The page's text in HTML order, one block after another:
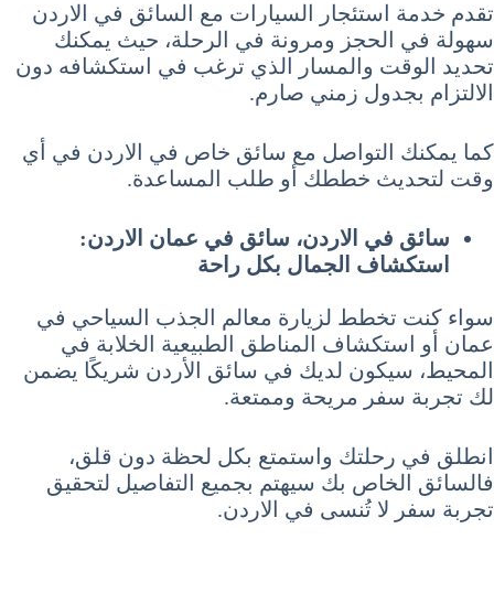
تقدم خدمة استئجار السيارات مع السائق في الاردن
سهولة في الحجز ومرونة في الرحلة، حيث يمكنك
تحديد الوقت والمسار الذي ترغب في استكشافه دون
الالتزام بجدول زمني صارم.
كما يمكنك التواصل مع سائق خاص في الاردن في أي
وقت لتحديث خططك أو طلب المساعدة.
سائق في الاردن، سائق في عمان الاردن:
استكشاف الجمال بكل راحة
سواء كنت تخطط لزيارة معالم الجذب السياحي في
عمان أو استكشاف المناطق الطبيعية الخلابة في
المحيط، سيكون لديك في سائق الأردن شريكًا يضمن
لك تجربة سفر مريحة وممتعة.
انطلق في رحلتك واستمتع بكل لحظة دون قلق،
فالسائق الخاص بك سيهتم بجميع التفاصيل لتحقيق
تجربة سفر لا تُنسى في الاردن.